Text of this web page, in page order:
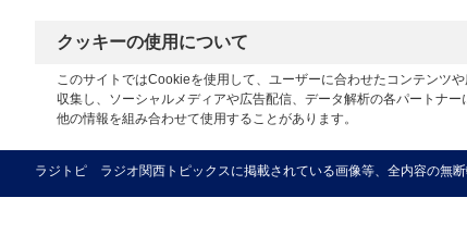
クッキーの使用について
このサイトではCookieを使用して、ユーザーに合わせたコンテンツ
収集し、ソーシャルメディアや広告配信、データ解析の各パートナ
他の情報を組み合わせて使用することがあります。
ラジトピ ラジオ関西トピックスに掲載されている画像等、全内容の無断